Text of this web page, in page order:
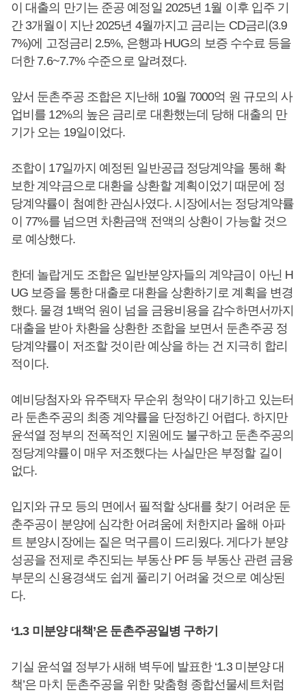
이 대출의 만기는 준공 예정일 2025년 1월 이후 입주 기
간 3개월이 지난 2025년 4월까지고 금리는 CD금리(3.9
7%)에 고정금리 2.5%, 은행과 HUG의 보증 수수료 등을
더한 7.6~7.7% 수준으로 알려졌다.
앞서 둔촌주공 조합은 지난해 10월 7000억 원 규모의 사
업비를 12%의 높은 금리로 대환했는데 당해 대출의 만
기가 오는 19일이었다.
조합이 17일까지 예정된 일반공급 정당계약을 통해 확
보한 계약금으로 대환을 상환할 계획이었기 때문에 정
당계약률이 첨예한 관심사였다. 시장에서는 정당계약률
이 77%를 넘으면 차환금액 전액의 상환이 가능할 것으
로 예상했다.
한데 놀랍게도 조합은 일반분양자들의 계약금이 아닌 H
UG 보증을 통한 대출로 대환을 상환하기로 계획을 변경
했다. 물경 1백억 원이 넘을 금융비용을 감수하면서까지
대출을 받아 차환을 상환한 조합을 보면서 둔촌주공 정
당계약률이 저조할 것이란 예상을 하는 건 지극히 합리
적이다.
예비당첨자와 유주택자 무순위 청약이 대기하고 있는터
라 둔촌주공의 최종 계약률을 단정하긴 어렵다. 하지만
윤석열 정부의 전폭적인 지원에도 불구하고 둔촌주공의
정당계약률이 매우 저조했다는 사실만은 부정할 길이
없다.
입지와 규모 등의 면에서 필적할 상대를 찾기 어려운 둔
춘주공이 분양에 심각한 어려움에 처한지라 올해 아파
트 분양시장에는 짙은 먹구름이 드리웠다. 게다가 분양
성공을 전제로 추진되는 부동산 PF 등 부동산 관련 금융
부문의 신용경색도 쉽게 풀리기 어려울 것으로 예상된
다.
‘1.3 미분양 대책’은 둔촌주공일병 구하기
기실 윤석열 정부가 새해 벽두에 발표한 ‘1.3 미분양 대
책’은 마치 둔촌주공을 위한 맞춤형 종합선물세트처럼